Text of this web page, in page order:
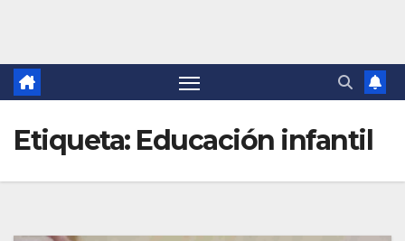
Etiqueta: Educación infantil